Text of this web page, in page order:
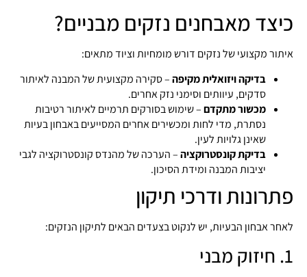
כיצד מאבחנים נזקים מבניים?
איתור מקצועי של נזקים דורש מומחיות וציוד מתאים:
בדיקה ויזואלית מקיפה– סקירה מקצועית של המבנה לאיתור
סדקים, עיוותים וסימני נזק אחרים.
מכשור מתקדם– שימוש בסורקים תרמיים לאיתור רטיבות
נסתרת, מדי לחות ומכשירים אחרים המסייעים באבחון בעיות
שאינן גלויות לעין.
בדיקת קונסטרוקציה– הערכה של מהנדס קונסטרוקציה לגבי
יציבות המבנה ומידת הסיכון.
פתרונות ודרכי תיקון
לאחר אבחון הבעיות, יש לנקוט בצעדים הבאים לתיקון הנזקים:
1. חיזוק מבני